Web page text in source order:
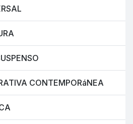
CONTEMPORáNEA